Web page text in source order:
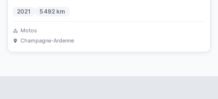
2021 5 492 km
Motos
Champagne-Ardenne